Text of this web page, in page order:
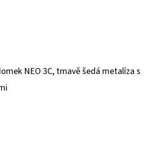
NEO 3C, tmavě šedá metalíza s